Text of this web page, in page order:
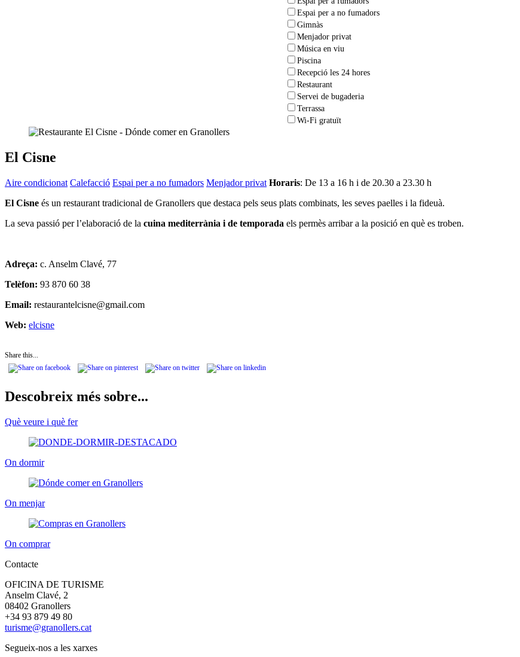
Espai per a no fumadors
Gimnàs
Menjador privat
Música en viu
Piscina
Recepció les 24 hores
Restaurant
Servei de bugaderia
Terrassa
Wi-Fi gratuït
El Cisne
Aire condicionat Calefacció Espai per a no fumadors Menjador privat Horaris: De 13 a 16 h i de 20.30 a 23.30 h
El Cisne és un restaurant tradicional de Granollers que destaca pels seus plats combinats, les seves paelles i la fideuà.
La seva passió per l’elaboració de la cuina mediterrània i de temporada els permès arribar a la posició en què es troben.
Adreça: c. Anselm Clavé, 77
Telèfon: 93 870 60 38
Email: restaurantelcisne@gmail.com
Web: elcisne
Share this...
Descobreix més sobre...
Què veure i què fer
On dormir
On menjar
On comprar
Contacte
OFICINA DE TURISME
Anselm Clavé, 2
08402 Granollers
+34 93 879 49 80
turisme@granollers.cat
Segueix-nos a les xarxes